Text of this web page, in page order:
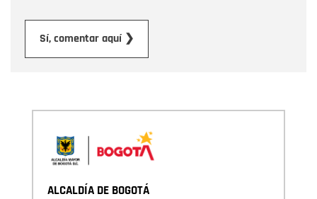
Sí, comentar aquí ❯
ALCALDÍA DE BOGOTÁ